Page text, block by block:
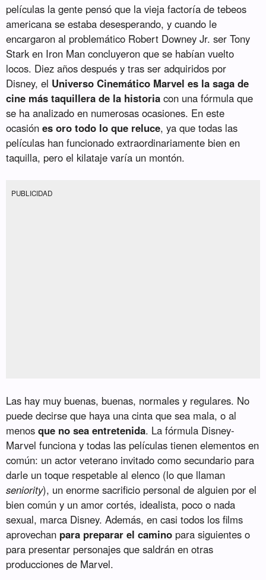
películas la gente pensó que la vieja factoría de tebeos
americana se estaba desesperando, y cuando le
encargaron al problemático Robert Downey Jr. ser Tony
Stark en Iron Man concluyeron que se habían vuelto
locos. Diez años después y tras ser adquiridos por
Disney, el Universo Cinemático Marvel es la saga de
cine más taquillera de la historia con una fórmula que
se ha analizado en numerosas ocasiones. En este
ocasiónes oro todo lo que reluce, ya que todas las
películas han funcionado extraordinariamente bien en
taquilla, pero el kilataje varía un montón.
PUBLICIDAD
Las hay muy buenas, buenas, normales y regulares. No
puede decirse que haya una cinta que sea mala, o al
menosque no sea entretenida. La fórmula Disney-
Marvel funciona y todas las películas tienen elementos en
común: un actor veterano invitado como secundario para
darle un toque respetable al elenco (lo que llaman
seniority), un enorme sacrificio personal de alguien por el
bien común y un amor cortés, idealista, poco o nada
sexual, marca Disney. Además, en casi todos los films
aprovechan para preparar el camino para siguientes o
para presentar personajes que saldrán en otras
producciones de Marvel.